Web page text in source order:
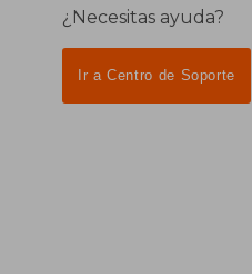
¿Necesitas ayuda?
Ir a Centro de Soporte